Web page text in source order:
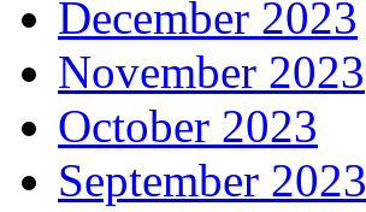
December 2023
November 2023
October 2023
September 2023